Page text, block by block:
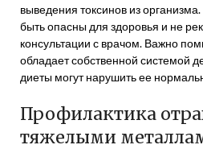
выведения токсинов из
быть опасны для здоровья и не
консультации с врачом. Важно
обладает собственной системой
диеты могут нарушить ее
Профилактика
тяжелыми